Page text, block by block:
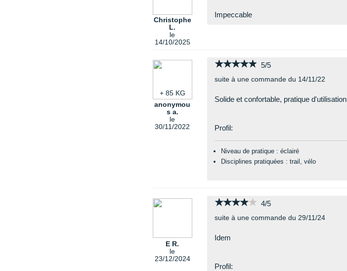
Christophe
L.
le
14/10/2025
Impeccable
+ 85 KG
anonymou
s a.
le
30/11/2022
★★★★★
★★★★★ 5/5
suite à une commande du 14/11/22
Solide et confortable, pratique d'utilisation
Profil:
Niveau de pratique : éclairé
Disciplines pratiquées : trail, vélo
E R.
le
23/12/2024
★★★★★
★★★★★ 4/5
suite à une commande du 29/11/24
Idem
Profil: